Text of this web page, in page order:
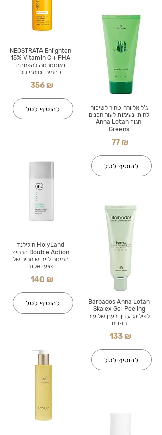
NEOSTRATA Enlighten
15% Vitamin C + PHA
נאוסטרטה להפחתת
כתמים וסימני גיל
356 ₪
להוסיף לסל
HolyLand הולילנד
Double Action תרחיף
תמיסה לייבוש מהיר של
פצעי אקנה
140 ₪
להוסיף לסל
ג'ל אלוורה טהור לשיפור
לחות ונעימות לעור הפנים
והגוף Anna Lotan
Greens
77 ₪
להוסיף לסל
Barbados Anna Lotan
Skalex Gel Peeling
לפילינג עדין ורענן של עור
הפנים
133 ₪
להוסיף לסל